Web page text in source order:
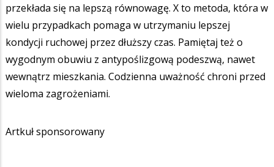
przekłada się na lepszą równowagę. X to metoda, która w
wielu przypadkach pomaga w utrzymaniu lepszej
kondycji ruchowej przez dłuższy czas. Pamiętaj też o
wygodnym obuwiu z antypoślizgową podeszwą, nawet
wewnątrz mieszkania. Codzienna uważność chroni przed
wieloma zagrożeniami.
Artkuł sponsorowany